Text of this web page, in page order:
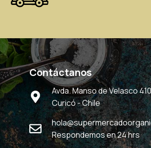
Contáctanos
Avda. Manso de Velasco
Curicó - Chile
Respondemos en 24 hrs